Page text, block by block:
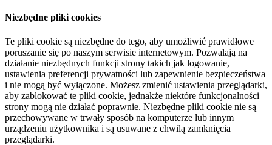
Niezbędne pliki cookies
Te pliki cookie są niezbędne do tego, aby umożliwić prawidłowe
poruszanie się po naszym serwisie internetowym. Pozwalają na
działanie niezbędnych funkcji strony takich jak logowanie,
ustawienia preferencji prywatności lub zapewnienie bezpieczeństwa
i nie mogą być wyłączone. Możesz zmienić ustawienia przeglądarki,
aby zablokować te pliki cookie, jednakże niektóre funkcjonalności
strony mogą nie działać poprawnie. Niezbędne pliki cookie nie są
przechowywane w trwały sposób na komputerze lub innym
urządzeniu użytkownika i są usuwane z chwilą zamknięcia
przeglądarki.